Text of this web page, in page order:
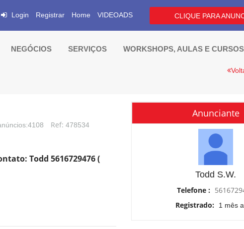
Login Registrar Home VIDEOADS CLIQUE PARA
NEGÓCIOS SERVIÇOS WORKSHOPS, AULAS E CURSOS
Ref: 478534
Todd 5616729476 (
Anunciante
Todd S.W.
Telefone :
Registrado:
1 mês